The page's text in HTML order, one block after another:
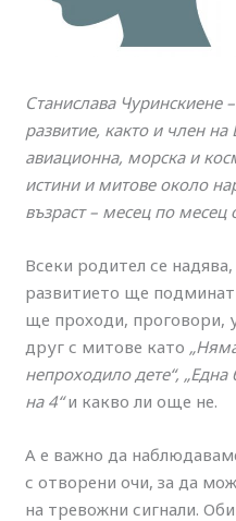
Станислава Чуринскиене
развитие, както и член
авиационна, морска и
истини и митове около
възраст – месец по месец
Всеки родител се
развитието ще
ще проходи, проговори,
друг с митове като
непроходило дете“,
на 4“и какво ли още не.
А е важно да
с отворени очи, за да
на тревожни сигнали.